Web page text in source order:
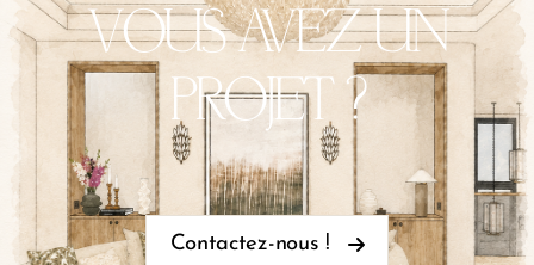
VOUS AVEZ UN
PROJET ?
Contactez-nous !